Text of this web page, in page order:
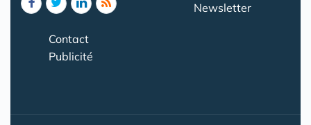
Newsletter
Contact
Publicité